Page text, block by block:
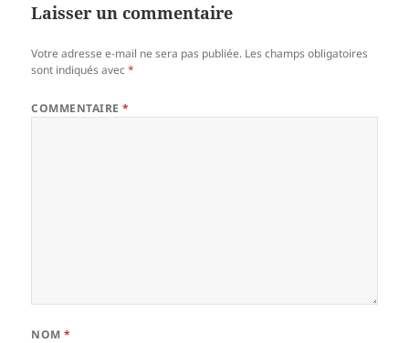
Laisser un commentaire
Votre adresse e-mail ne sera pas publiée. Les champs obligatoires
sont indiqués avec*
COMMENTAIRE*
NOM*